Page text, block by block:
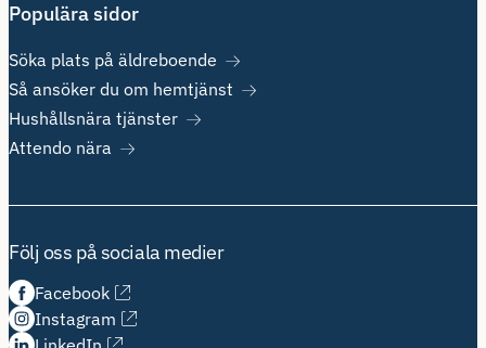
Populära sidor
Söka plats på äldreboende
Så ansöker du om hemtjänst
Hushållsnära tjänster
Attendo nära
Följ oss på sociala medier
Facebook
Instagram